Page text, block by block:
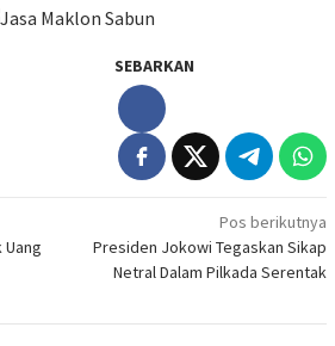
SEBARKAN
Pos berikutnya
Presiden Jokowi Tegaskan Sikap
Netral Dalam Pilkada Serentak